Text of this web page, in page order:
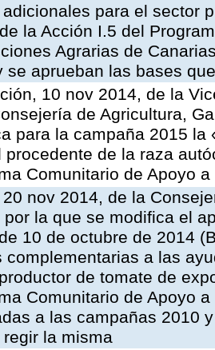
para el sector
la Acción I.5 del
Agrarias de
se aprueban las bases
10 nov 2014, de la
de Agricultura,
para la campaña 2015
procedente de la raza
Comunitario de Apoyo
20 nov 2014, de la
por la que se modifica el
10 de octubre de 2014
complementarias a las
de tomate de
Comunitario de Apoyo
a las campañas 2010
regir la misma